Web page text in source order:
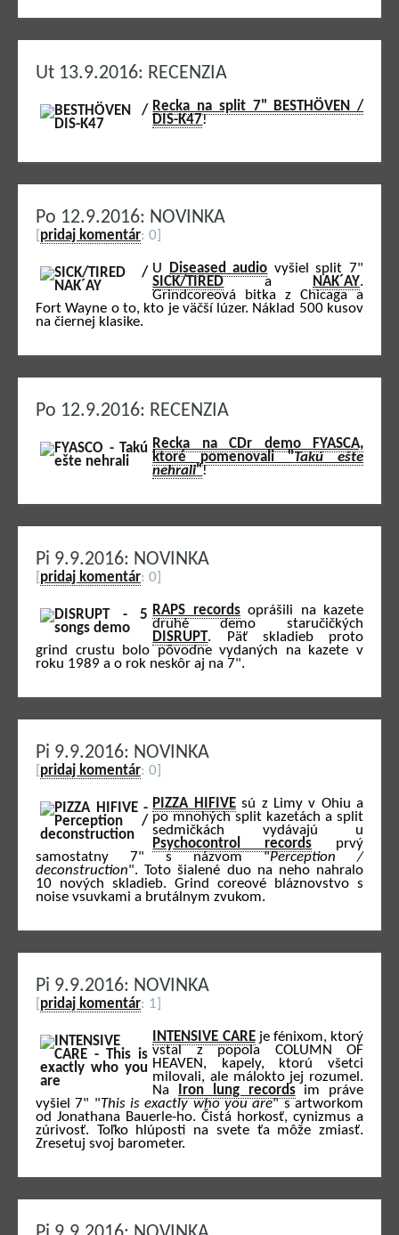
Ut 13.9.2016: RECENZIA
Recka na split 7" BESTHÖVEN /
DIS-K47!
Po 12.9.2016: NOVINKA
pridaj komentár: 0]
U Diseased audio vyšiel split 7"
SICK/TIREDa NAK´AY.
Grindcoreová bitka z Chicaga a
Fort Wayne o to, kto je väčší lúzer. Náklad 500 kusov
na čiernej klasike.
Po 12.9.2016: RECENZIA
Recka na CDr demo FYASCA,
ktoré pomenovali "Takú ešte
nehrali"!
Pi 9.9.2016: NOVINKA
pridaj komentár: 0]
RAPS recordsoprášili na kazete
druhé demo staručičkých
DISRUPT. Päť skladieb proto
grind crustu bolo pôvodne vydaných na kazete v
roku 1989 a o rok neskôr aj na 7".
Pi 9.9.2016: NOVINKA
pridaj komentár: 0]
PIZZA HIFIVEsú z Limy v Ohiu a
po mnohých split kazetách a split
sedmičkách vydávajú u
Psychocontrol records prvý
samostatny 7" s názvom "Perception /
deconstruction". Toto šialené duo na neho nahralo
10 nových skladieb. Grind coreové bláznovstvo s
noise vsuvkami a brutálnym zvukom.
Pi 9.9.2016: NOVINKA
pridaj komentár: 1]
INTENSIVE CAREje fénixom, ktorý
vstal z popola COLUMN OF
HEAVEN, kapely, ktorú všetci
milovali, ale málokto jej rozumel.
Na
Iron lung recordsim práve
vyšiel 7" "This is exactly who you are" s artworkom
od Jonathana Bauerle-ho. Čistá horkosť, cynizmus a
zúrivosť. Toľko hlúposti na svete ťa môže zmiasť.
Zresetuj svoj barometer.